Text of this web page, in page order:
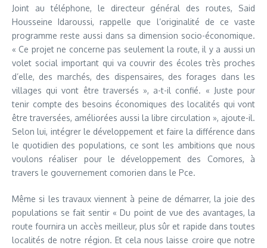
Joint au téléphone, le directeur général des routes, Said
Housseine Idaroussi, rappelle que l’originalité de ce vaste
programme reste aussi dans sa dimension socio-économique.
« Ce projet ne concerne pas seulement la route, il y a aussi un
volet social important qui va couvrir des écoles très proches
d’elle, des marchés, des dispensaires, des forages dans les
villages qui vont être traversés », a-t-il confié. « Juste pour
tenir compte des besoins économiques des localités qui vont
être traversées, améliorées aussi la libre circulation », ajoute-il.
Selon lui, intégrer le développement et faire la différence dans
le quotidien des populations, ce sont les ambitions que nous
voulons réaliser pour le développement des Comores, à
travers le gouvernement comorien dans le Pce.
Même si les travaux viennent à peine de démarrer, la joie des
populations se fait sentir « Du point de vue des avantages, la
route fournira un accès meilleur, plus sûr et rapide dans toutes
localités de notre région. Et cela nous laisse croire que notre